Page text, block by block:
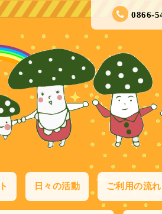
0866-
日々の活動 ご利用の流れ